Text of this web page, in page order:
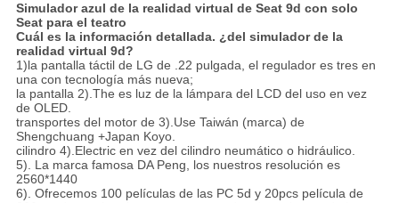
Simulador azul de la realidad virtual de Seat 9d con solo
Seat para el teatro
Cuál es la información detallada. ¿del simulador de la
realidad virtual 9d?
1)la pantalla táctil de LG de .22 pulgada, el regulador es tres en
una con tecnología más nueva;
la pantalla 2).The es luz de la lámpara del LCD del uso en vez
de OLED.
transportes del motor de 3).Use Taiwán (marca) de
Shengchuang +Japan Koyo.
cilindro 4).Electric en vez del cilindro neumático o hidráulico.
5). La marca famosa DA Peng, los nuestros resolución es
2560*1440
6). Ofrecemos 100 películas de las PC 5d y 20pcs película de